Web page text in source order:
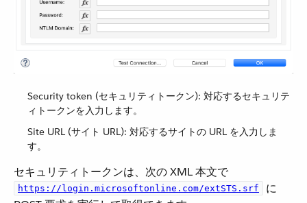
Security token (セキュリティトークン): 対応するセキュリテ
ィトークンを入力します。
Site URL (サイト URL): 対応するサイトの URL を入力しま
す。
セキュリティトークンは、次の XML 本文で ​
https://login.microsoftonline.com/extSTS.srf
​ に